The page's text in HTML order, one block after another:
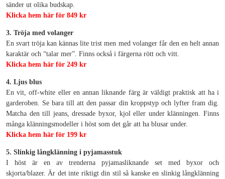
sänder ut olika budskap.
Klicka hem här för 849 kr
3. Tröja med volanger
En svart tröja kan kännas lite trist men med volanger får den en helt annan
karaktär och “talar mer”. Finns också i färgerna rött och vitt.
Klicka hem här för 249 kr
4. Ljus blus
En vit, off-white eller en annan liknande färg är väldigt praktisk att ha i
garderoben. Se bara till att den passar din kroppstyp och lyfter fram dig.
Matcha den till jeans, dressade byxor, kjol eller under klänningen. Finns
många klänningsmodeller i höst som det går att ha blusar under.
Klicka hem här för 199 kr
5. Slinkig långklänning i pyjamasstuk
I höst är en av trenderna pyjamasliknande set med byxor och
skjorta/blazer. Är det inte riktigt din stil så kanske en slinkig långklänning